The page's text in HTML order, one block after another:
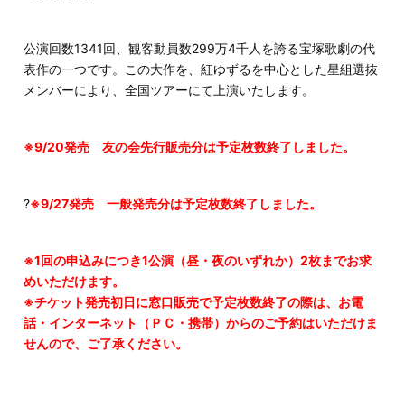
公演回数1341回、観客動員数299万4千人を誇る宝塚歌劇の代
表作の一つです。この大作を、紅ゆずるを中心とした星組選抜
メンバーにより、全国ツアーにて上演いたします。
※9/20発売 友の会先行販売分は予定枚数終了しました。
?※9/27発売 一般発売分は予定枚数終了しました。
※1回の申込みにつき1公演（昼・夜のいずれか）2枚までお求
めいただけます。
※チケット発売初日に窓口販売で予定枚数終了の際は、お電
話・インターネット（ＰＣ・携帯）からのご予約はいただけま
せんので、ご了承ください。